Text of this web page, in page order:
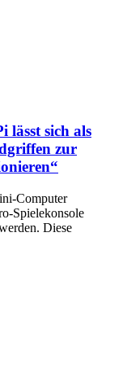
lässt sich als
zur
Computer
Spielekonsole
Diese